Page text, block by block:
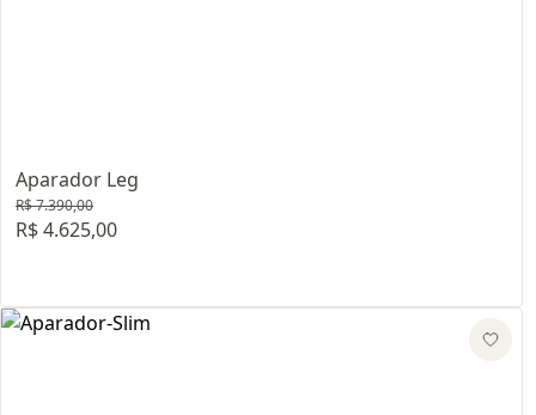
Aparador Leg
R$ 7.390,00
R$ 4.625,00